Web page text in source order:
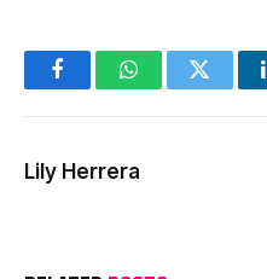
FacebookWhatsAppTwitter
Lily Herrera